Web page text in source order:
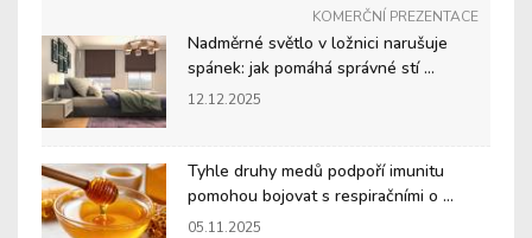
KOMERČNÍ PREZENTACE
Nadměrné světlo v ložnici narušuje
spánek: jak pomáhá správné stí ...
12.12.2025
Tyhle druhy medů podpoří imunitu
pomohou bojovat s respiračními o ...
05.11.2025